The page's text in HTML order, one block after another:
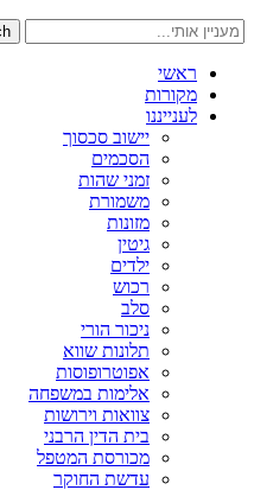
ראשי
מקורות
לענייננו
יישוב סכסוך
הסכמים
זמני שהות
משמורת
מזונות
גיטין
ילדים
רכוש
סלב
ניכור הורי
תלונות שווא
אפוטרופוסות
אלימות במשפחה
צוואות וירושות
בית הדין הרבני
מכורסת המטפל
עדשת החוקר